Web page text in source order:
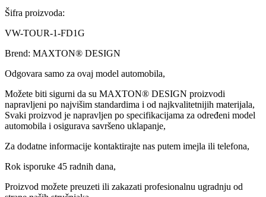
Šifra proizvoda:
VW-TOUR-1-FD1G
Brend: MAXTON® DESIGN
Odgovara samo za ovaj model automobila,
Možete biti sigurni da su MAXTON® DESIGN proizvodi
napravljeni po najvišim standardima i od najkvalitetnijih materijala,
Svaki proizvod je napravljen po specifikacijama za određeni model
automobila i osigurava savršeno uklapanje,
Za dodatne informacije kontaktirajte nas putem imejla ili telefona,
Rok isporuke 45 radnih dana,
Proizvod možete preuzeti ili zakazati profesionalnu ugradnju od